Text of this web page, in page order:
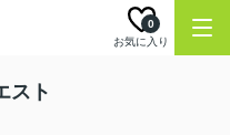
お気に入り
0
スト